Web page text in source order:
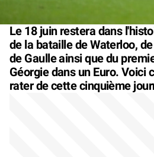
Le 18 juin restera dans
de la bataille de Waterloo,
de Gaulle ainsi que du
Géorgie dans un Euro. Voici
rater de cette cinquième